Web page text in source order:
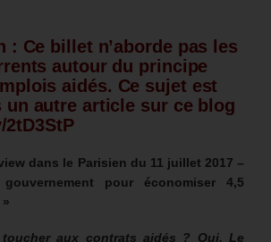
: Ce billet n’aborde pas les
autour du principe
aidés. Ce sujet est
un autre article sur ce blog
dans le Parisien du 11 juillet 2017 –
pour économiser 4,5
aux contrats aidés ? Oui. Le